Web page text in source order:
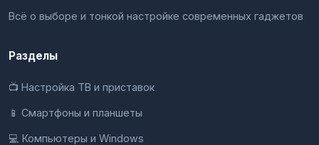
Всё о выборе и тонкой настройке современных гаджетов
Разделы
📺 Настройка ТВ и приставок
📱 Смартфоны и планшеты
💻 Компьютеры и Windows